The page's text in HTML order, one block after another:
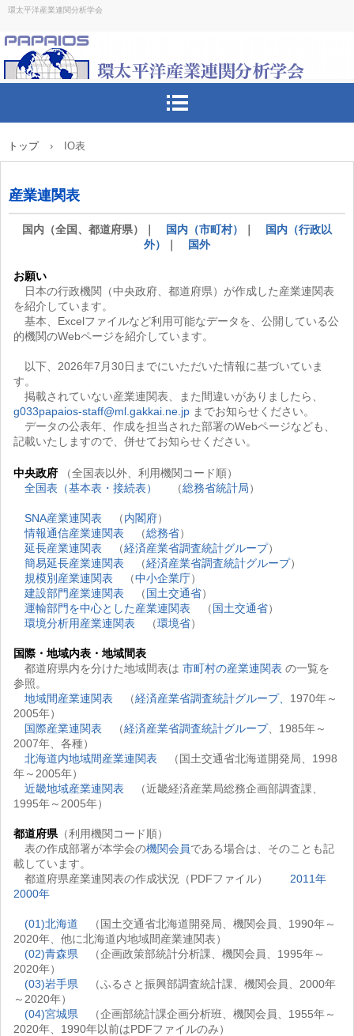
環太平洋産業連関分析学会
トップ › IO表
産業連関表
国内（全国、都道府県）｜ 国内（市町村）
国内（行政以
外）
国外
お願い
日本の行政機関（中央政府、都道府県）が作成した産業連関表
を紹介しています。
基本、Excelファイルなど利用可能なデータを、公開している公
的機関のWebページを紹介しています。
以下、2026年7月30日までにいただいた情報に基づいていま
す。
掲載されていない産業連関表、また間違いがありましたら、
g033papaios-staff@ml.gakkai.ne.jp までお知らせください。
データの公表年、作成を担当された部署のWebページなども、
記載いたしますので、併せてお知らせください。
中央政府 （全国表以外、利用機関コード順）
全国表（基本表・接続表）
（総務省統計局）
SNA産業連関表 （内閣府）
情報通信産業連関表 （総務省）
延長産業連関表 （経済産業省調査統計グループ）
簡易延長産業連関表 （経済産業省調査統計グループ）
規模別産業連関表 （中小企業庁）
建設部門産業連関表 （ 国土交通省）
運輸部門を中心とした産業連関表 （ 国土交通省）
環境分析用産業連関表 （環境省）
国際・地域内表・地域間表
都道府県内を分けた地域間表は市町村の産業連関表 の一覧を
参照。
地域間産業連関表 （経済産業省調査統計グループ、 1970年～
2005年）
国際産業連関表 （経済産業省調査統計グループ、1985年～
2007年、各種）
北海道内地域間産業連関表 （国土交通省北海道開発局、1998
年～2005年）
近畿地域産業連関表 （近畿経済産業局総務企画部調査課、
1995年～2005年）
都道府県 （利用機関コード順）
表の作成部署が本学会の機関会員である場合は、そのことも記
載しています。
都道府県産業連関表の作成状況（PDFファイル） 2011年
2000年
(01)北海道 （国土交通省北海道開発局、機関会員、1990年～
2020年、他に北海道内地域間産業連関表）
(02)青森県 （企画政策部統計分析課、機関会員、1995年～
2020年）
(03)岩手県 （ふるさと振興部調査統計課、機関会員、2000年
～2020年）
(04)宮城県 （企画部統計課企画分析班、機関会員、1955年～
2020年、1990年以前はPDFファイルのみ）